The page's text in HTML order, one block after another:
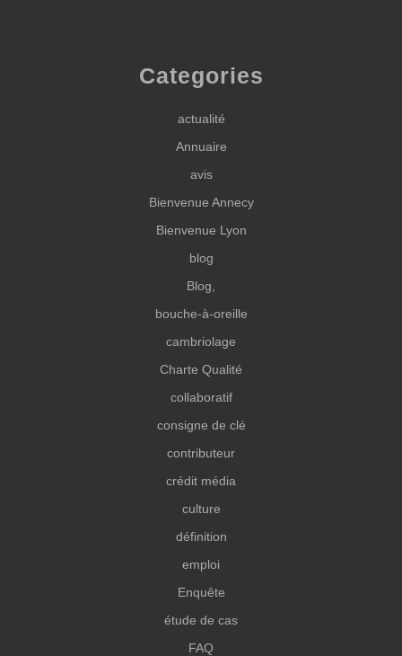
Categories
actualité
Annuaire
avis
Bienvenue Annecy
Bienvenue Lyon
blog
Blog,
bouche-à-oreille
cambriolage
Charte Qualité
collaboratif
consigne de clé
contributeur
crédit média
culture
définition
emploi
Enquête
étude de cas
FAQ